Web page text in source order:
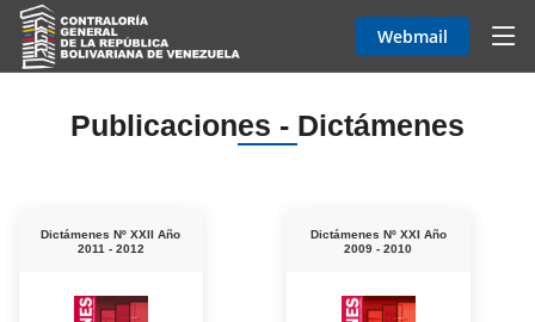
Webmail
Publicaciones - Dictámenes
Dictámenes Nº XXII Año
2011 - 2012
Dictámenes Nº XXI Año
2009 - 2010